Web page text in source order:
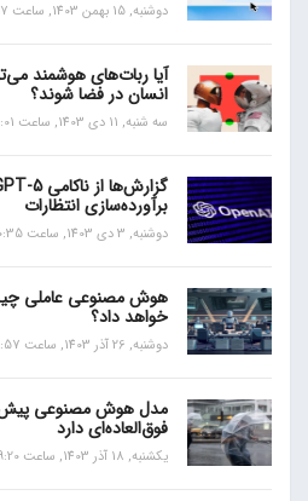
دوشنبه, 15 بهمن 1403, ساعت 19:57
آیا ربات‌های هوشمند
انسان در فضا شوند؟
سه شنبه, 11 دی 1403, ساعت 10:01
برآورده‌سازی انتظارات
دوشنبه, 3 دی 1403, ساعت 0:35
هوش مصنوعی عاملی
خواهد داد؟
دوشنبه, 26 آذر 1403, ساعت 17:57
مدل هوش مصنوعی
فوق‌العاده‌ای دارد
یکشنبه, 18 آذر 1403, ساعت 9:20